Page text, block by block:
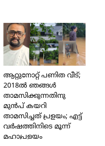
ആറ്റുനോറ്റ് പണിത വീട്;
2018ല്‍ ഞങ്ങള്‍
താമസിക്കുന്നതിനു
മുന്‍പ് കയറി
താമസിച്ചത് പ്രളയം; എട്ട്
വര്‍ഷത്തിനിടെ മൂന്ന്
മഹാപ്രളയം